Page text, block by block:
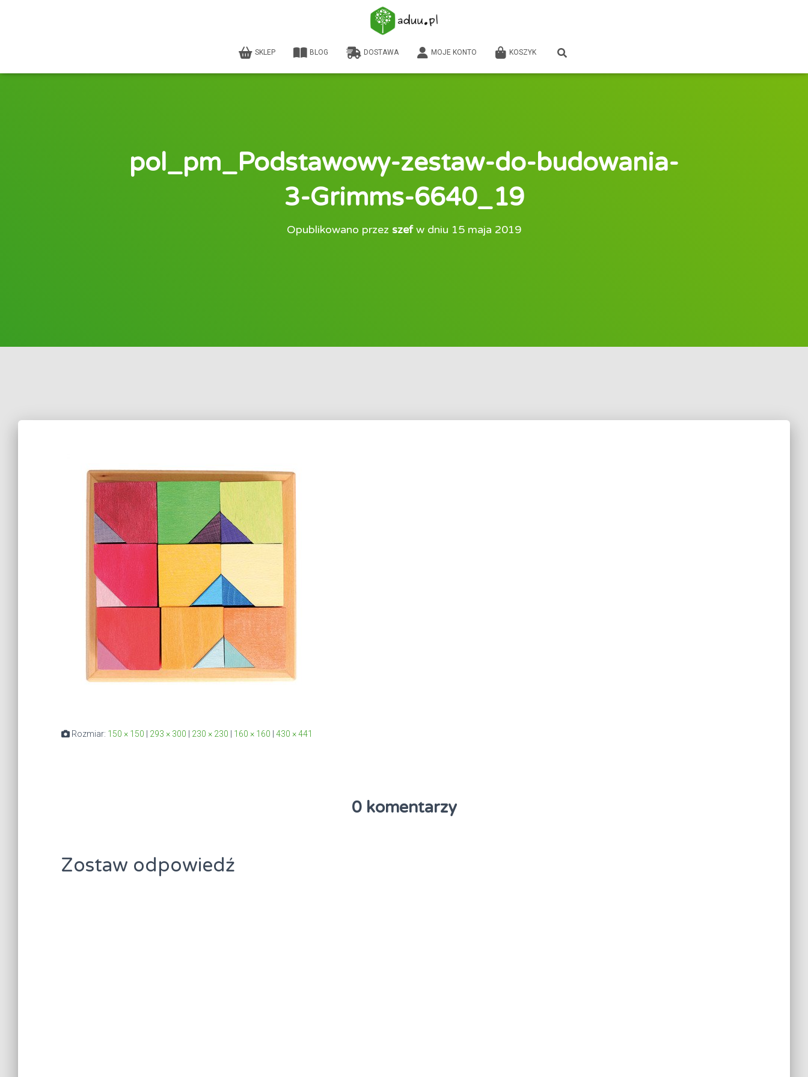
SKLEP BLOG DOSTAWA MOJE KONTO KOSZYK
pol_pm_Podstawowy-zestaw-do-budowania-
3-Grimms-6640_19
Opublikowano przez szefw dniu 15 maja 2019
Rozmiar: 150 × 150 293 × 300 230 × 230 160 × 160 430 × 441
0 komentarzy
Zostaw odpowiedź